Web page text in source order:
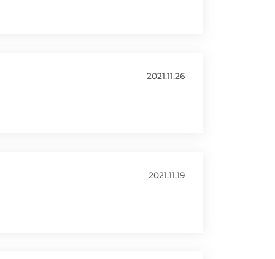
2021.11.26
2021.11.19